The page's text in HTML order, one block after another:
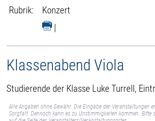
Rubrik:
Konzert
|
Klassenabend Viola
Studierende der Klasse Luke Turrell,
Alle Angaben ohne Gewähr. Die Eingabe der Veranstaltungen
Sorgfalt. Dennoch kann es zu Unstimmigkeiten kommen. Bitte